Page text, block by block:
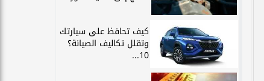
كيف تحافظ على سيارتك
وتقلل تكاليف الصيانة؟
10...